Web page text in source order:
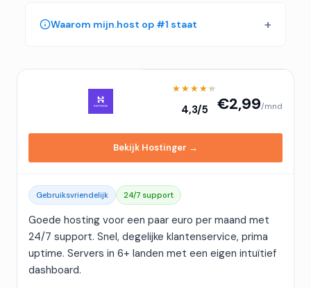
Waarom mijn.host op #1 staat
★★★★★
★★★★★
4,3/5 €2,99/mnd
Bekijk Hostinger →
Gebruiksvriendelijk 24/7 support
Goede hosting voor een paar euro per maand met
24/7 support. Snel, degelijke klantenservice, prima
uptime. Servers in 6+ landen met een eigen intuïtief
dashboard.